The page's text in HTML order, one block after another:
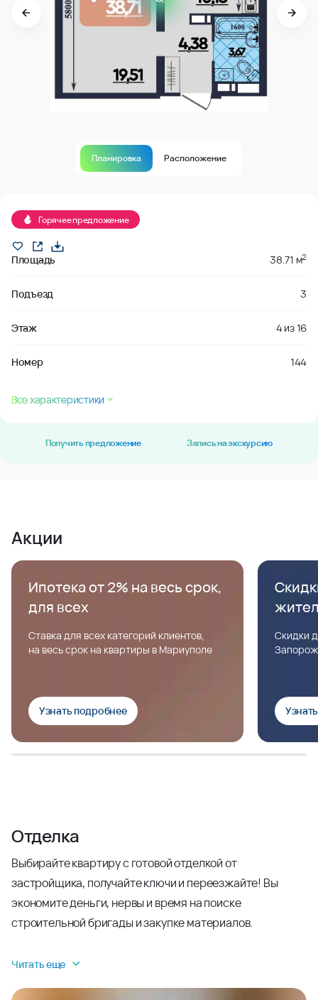
Планировка Расположение
Горячее предложение
Площадь 38.71 м2
Подъезд 3
Этаж 4 из16
Номер 144
Все характеристики
Получить предложение Запись на экскурсию
Акции
Ипотека от 2% на весь срок,
для всех
Ставка для всех категорий клиентов,
на весь срок на квартиры в Мариуполе
Узнать подробнее
Скидки
Отделка
Выбирайте квартиру с готовой отделкой от
застройщика, получайте ключи и переезжайте! Вы
экономите деньги, нервы и время на поиске
строительной бригады и закупке материалов.
Читать еще